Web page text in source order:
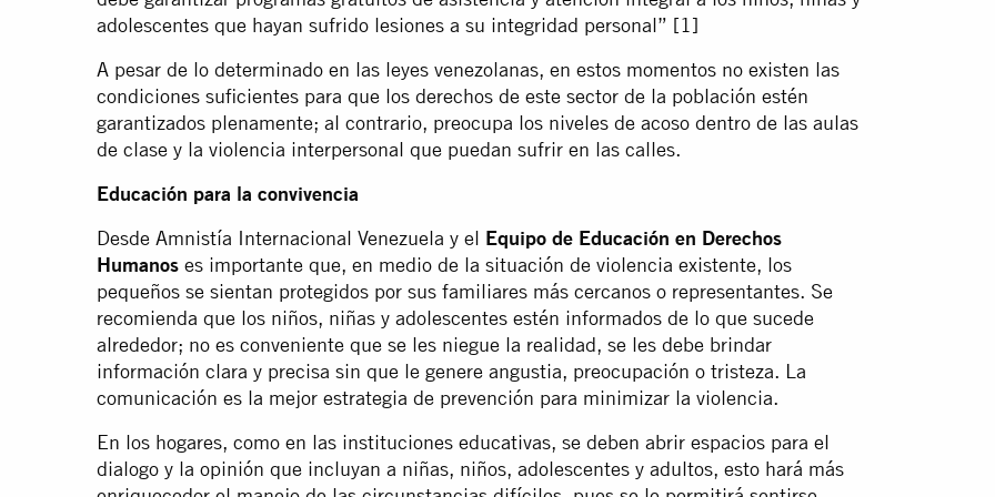
adolescentes que hayan sufrido lesiones a su integridad personal” [1]
A pesar de lo determinado en las leyes venezolanas, en estos momentos no existen las
condiciones suficientes para que los derechos de este sector de la población estén
garantizados plenamente; al contrario, preocupa los niveles de acoso dentro de las aulas
de clase y la violencia interpersonal que puedan sufrir en las calles.
Educación para la convivencia
Desde Amnistía Internacional Venezuela y el Equipo de Educación en Derechos
Humanos es importante que, en medio de la situación de violencia existente, los
pequeños se sientan protegidos por sus familiares más cercanos o representantes. Se
recomienda que los niños, niñas y adolescentes estén informados de lo que sucede
alrededor; no es conveniente que se les niegue la realidad, se les debe brindar
información clara y precisa sin que le genere angustia, preocupación o tristeza. La
comunicación es la mejor estrategia de prevención para minimizar la violencia.
En los hogares, como en las instituciones educativas, se deben abrir espacios para el
dialogo y la opinión que incluyan a niñas, niños, adolescentes y adultos, esto hará más